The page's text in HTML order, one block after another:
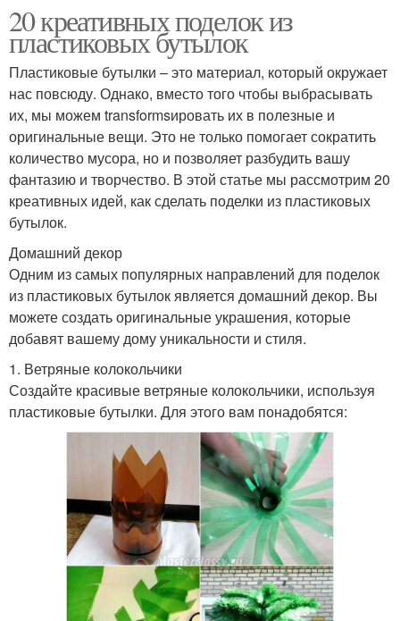
20 креативных поделок из
пластиковых бутылок
Пластиковые бутылки – это материал, который окружает
нас повсюду. Однако, вместо того чтобы выбрасывать
их, мы можем transformsировать их в полезные и
оригинальные вещи. Это не только помогает сократить
количество мусора, но и позволяет разбудить вашу
фантазию и творчество. В этой статье мы рассмотрим 20
креативных идей, как сделать поделки из пластиковых
бутылок.
Домашний декор
Одним из самых популярных направлений для поделок
из пластиковых бутылок является домашний декор. Вы
можете создать оригинальные украшения, которые
добавят вашему дому уникальности и стиля.
1. Ветряные колокольчики
Создайте красивые ветряные колокольчики, используя
пластиковые бутылки. Для этого вам понадобятся: